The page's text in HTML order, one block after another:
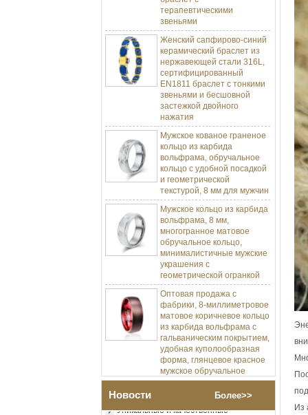
звеньями
Женский сапфирово-синий
керамический браслет из
нержавеющей стали 316L,
сертифицированный
EN1811 браслет с тонкими
звеньями и бесшовной
застежкой двойного
нажатия
Мужское кованое граненое
кольцо из карбида
вольфрама, обручальное
кольцо с удобной посадкой
и геометрической
текстурой, 8 мм для мужчин
Мужское кольцо из карбида
вольфрама, 8 мм,
многогранное матовое
обручальное кольцо,
минималистичные мужские
украшения с
геометрической огранкой
Оптовая продажа с
фабрики, 8-миллиметровое
матовое коричневое кольцо
из карбида вольфрама с
гальваническим покрытием,
удобная куполообразная
форма, глянцевое красное
мужское обручальное
кольцо с внутренней
стенкой, индивидуальная
внутренняя лазерная
Оптовая продажа с
Новости Более>>
Изготовление ювелирных изделий
Процесс-пресс-форма Изготовление и
литье
Позвольте мне разработать мою
карбидное кольцо вольфрама.
Насколько круто металлическое
искусство в ювелирных изделиях
Уникальные и качественные
Из